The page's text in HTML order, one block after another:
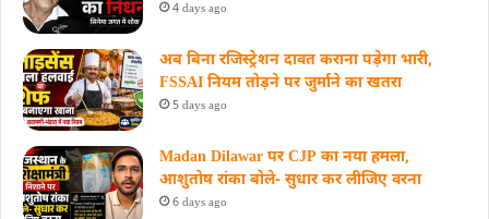
4 days ago
अब बिना रजिस्ट्रेशन दावत कराना पड़ेगा भारी,
FSSAI नियम तोड़ने पर जुर्माने का खतरा
5 days ago
Madan Dilawar पर CJP का नया हमला,
आशुतोष रांका बोले- सुधार कर लीजिए वरना
6 days ago